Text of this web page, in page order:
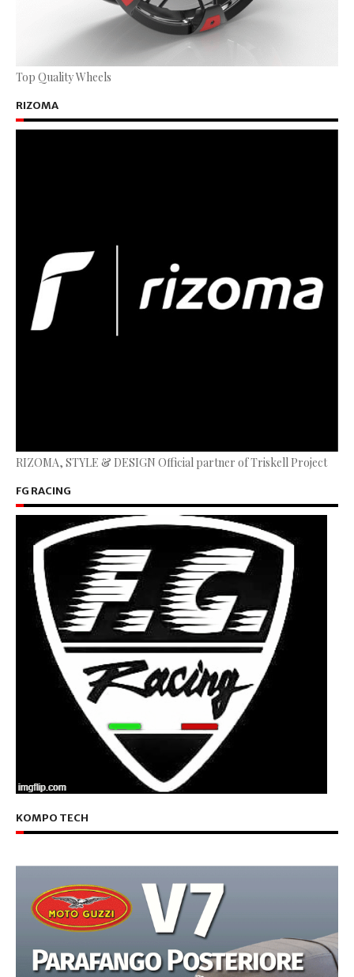
Top Quality Wheels
RIZOMA
RIZOMA, STYLE & DESIGN Official partner of Triskell Project
FG RACING
KOMPO TECH